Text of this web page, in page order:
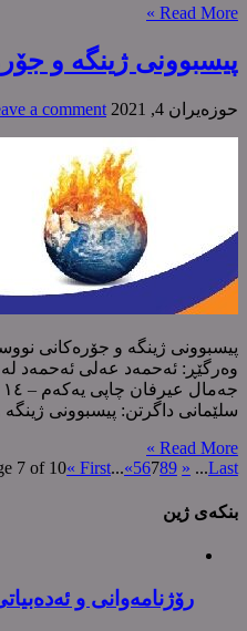
Read More »
پیسبوونی ژینگە و
حوزه‌یران 4, 2021 a comment
پیسبوونی ژینگە و جۆرەکانی
وەرگێڕ: ئەحمەد عەلی ئەحمەد لە
سلێمانی داگرتن: پیسبوونی
Read More »
7 of 10« First...«56789 » ...Last »
بنکەی ژین
رۆژنامەوانی و